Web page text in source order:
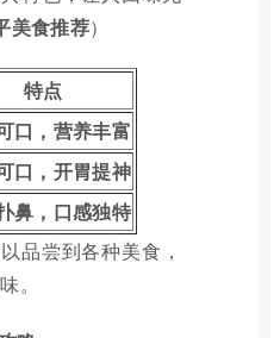
美食推荐）
特点
口，营养丰富
口，开胃提神
鼻，口感独特
品尝到各种美食，
。